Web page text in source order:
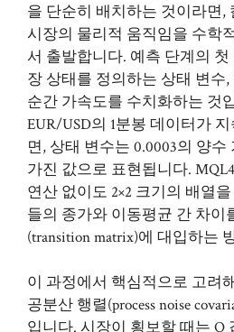
을 단순히 배치하는 것이라면,
시장의 물리적 움직임을 수학
서 출발합니다. 예측 단계의
장 상태를 정의하는 상태 변수
순간 가속도를 수치화하는 것
EUR/USD의 1분봉 데이터가
면, 상태 변수는 0.0003의 양
가진 값으로 표현됩니다.
연산 없이도 2×2 크기의 배열
들의 종가와 이동평균 간 차이
(transition matrix)에 대입하는
이 과정에서 핵심적으로 고려
공분산 행렬(process noise
입니다. 시장이 횡보할 때는 Q